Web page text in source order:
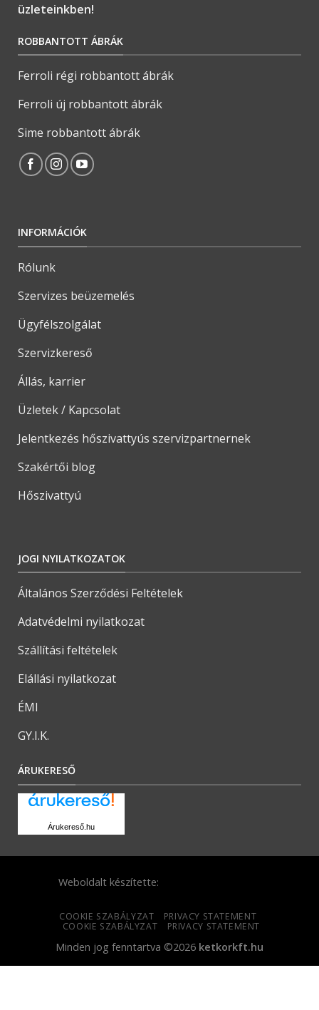
üzleteinkben!
ROBBANTOTT ÁBRÁK
Ferroli régi robbantott ábrák
Ferroli új robbantott ábrák
Sime robbantott ábrák
INFORMÁCIÓK
Rólunk
Szervizes beüzemelés
Ügyfélszolgálat
Szervizkereső
Állás, karrier
Üzletek / Kapcsolat
Jelentkezés hőszivattyús szervizpartnernek
Szakértői blog
Hőszivattyú
JOGI NYILATKOZATOK
Általános Szerződési Feltételek
Adatvédelmi nyilatkozat
Szállítási feltételek
Elállási nyilatkozat
ÉMI
GY.I.K.
ÁRUKERESŐ
Árukereső.hu
Weboldalt készítette:
COOKIE SZABÁLYZAT
PRIVACY STATEMENT
COOKIE SZABÁLYZAT
PRIVACY STATEMENT
Minden jog fenntartva ©2026 ketkorkft.hu